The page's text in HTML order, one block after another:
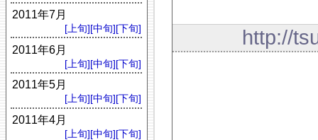
http://
2011年7月
[上旬][中旬][下旬]
2011年6月
[上旬][中旬][下旬]
2011年5月
[上旬][中旬][下旬]
2011年4月
[上旬][中旬][下旬]